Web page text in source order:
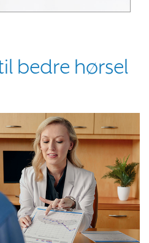
bedre hørsel